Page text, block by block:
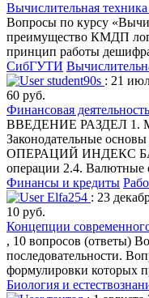
Вычислительная
Вопросы по курсу
преимущество КМДП
принцип работы
СибГУТИ
student90s : 21
60 руб.
Финансовая
ВВЕДЕНИЕ РАЗДЕЛ 1.
Законодательные
ОПЕРАЦИЙ ИНДЕКС БАНКА
операции 2.4. Валютные
Финансы и кредиты
Elfa254 : 23
10 руб.
Концепции
, 10 вопросов (ответы)
последовательности.
формулировки которых
Биология и